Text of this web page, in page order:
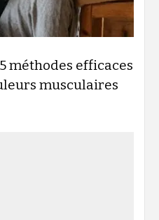
méthodes efficaces
musculaires